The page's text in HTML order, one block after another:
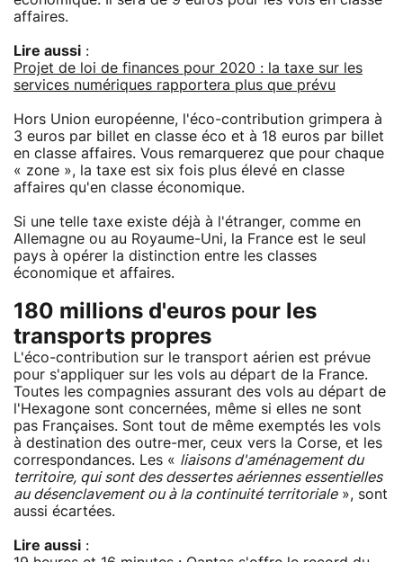
affaires.
Lire aussi :
Projet de loi de finances pour 2020 : la taxe sur les
services numériques rapportera plus que prévu
Hors Union européenne, l'éco-contribution grimpera à
3 euros par billet en classe éco et à 18 euros par billet
en classe affaires. Vous remarquerez que pour chaque
« zone », la taxe est six fois plus élevé en classe
affaires qu'en classe économique.
Si une telle taxe existe déjà à l'étranger, comme en
Allemagne ou au Royaume-Uni, la France est le seul
pays à opérer la distinction entre les classes
économique et affaires.
180 millions d'euros pour les
transports propres
L'éco-contribution sur le transport aérien est prévue
pour s'appliquer sur les vols au départ de la France.
Toutes les compagnies assurant des vols au départ de
l'Hexagone sont concernées, même si elles ne sont
pas Françaises. Sont tout de même exemptés les vols
à destination des outre-mer, ceux vers la Corse, et les
correspondances. Les « liaisons d'aménagement du
territoire, qui sont des dessertes aériennes essentielles
au désenclavement ou à la continuité territoriale», sont
aussi écartées.
Lire aussi :